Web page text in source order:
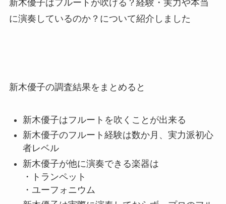
新木優子はフルートが吹ける？経験・実力や本当
に演奏しているのか？について紹介しました
新木優子の調査結果をまとめると
新木優子はフルートを吹くことが出来る
新木優子のフルート経験は数か月、実力派初心
者レベル
新木優子が他に演奏できる楽器は
・トランペット
・ユーフォニウム